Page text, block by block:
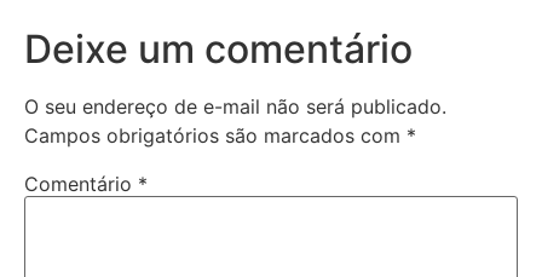
Deixe um comentário
O seu endereço de e-mail não será publicado.
Campos obrigatórios são marcados com *
Comentário *